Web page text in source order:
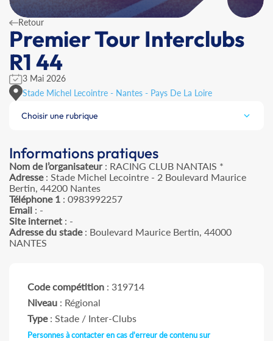
Retour
Premier Tour Interclubs
R1 44
3 Mai 2026
Stade Michel Lecointre - Nantes - Pays De La Loire
Choisir une rubrique
Informations pratiques
Nom de l’organisateur: RACING CLUB NANTAIS *
Adresse: Stade Michel Lecointre - 2 Boulevard Maurice
Bertin, 44200 Nantes
Téléphone 1 : 0983992257
Email : -
Site internet : -
Adresse du stade: Boulevard Maurice Bertin, 44000
NANTES
Code compétition : 319714
Niveau : Régional
Type: Stade / Inter-Clubs
Personnes à contacter en cas d'erreur de contenu sur